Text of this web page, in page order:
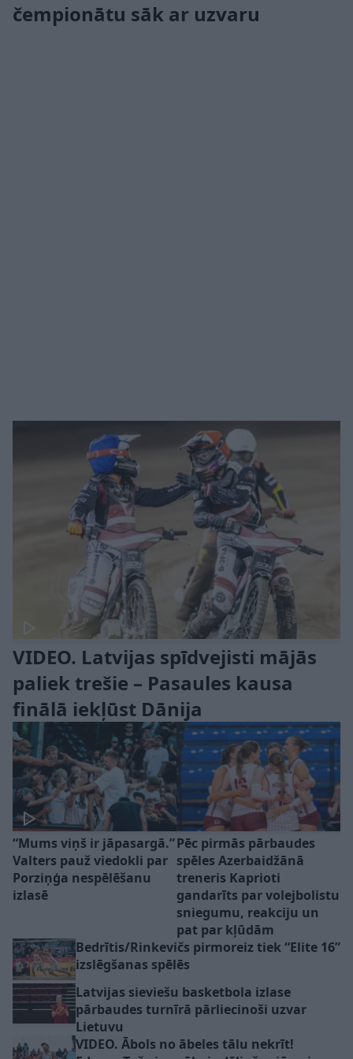
čempionātu sāk ar uzvaru
VIDEO. Latvijas spīdvejisti mājās
paliek trešie – Pasaules kausa
finālā iekļūst Dānija
“Mums viņš ir jāpasargā.”
Valters pauž viedokli par
Porziņģa nespēlēšanu
izlasē
Pēc pirmās pārbaudes
spēles Azerbaidžānā
treneris Kaprioti
gandarīts par volejbolistu
sniegumu, reakciju un
pat par kļūdām
Bedrītis/Rinkevičs pirmoreiz tiek “Elite 16”
izslēgšanas spēlēs
Latvijas sieviešu basketbola izlase
pārbaudes turnīrā pārliecinoši uzvar
Lietuvu
VIDEO. Ābols no ābeles tālu nekrīt!